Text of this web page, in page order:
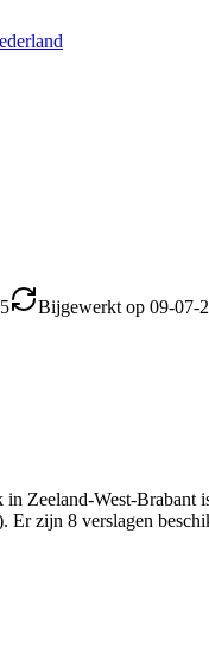
Bijgewerkt op 09-07-
Zeeland-West-
Er zijn 8 verslagen